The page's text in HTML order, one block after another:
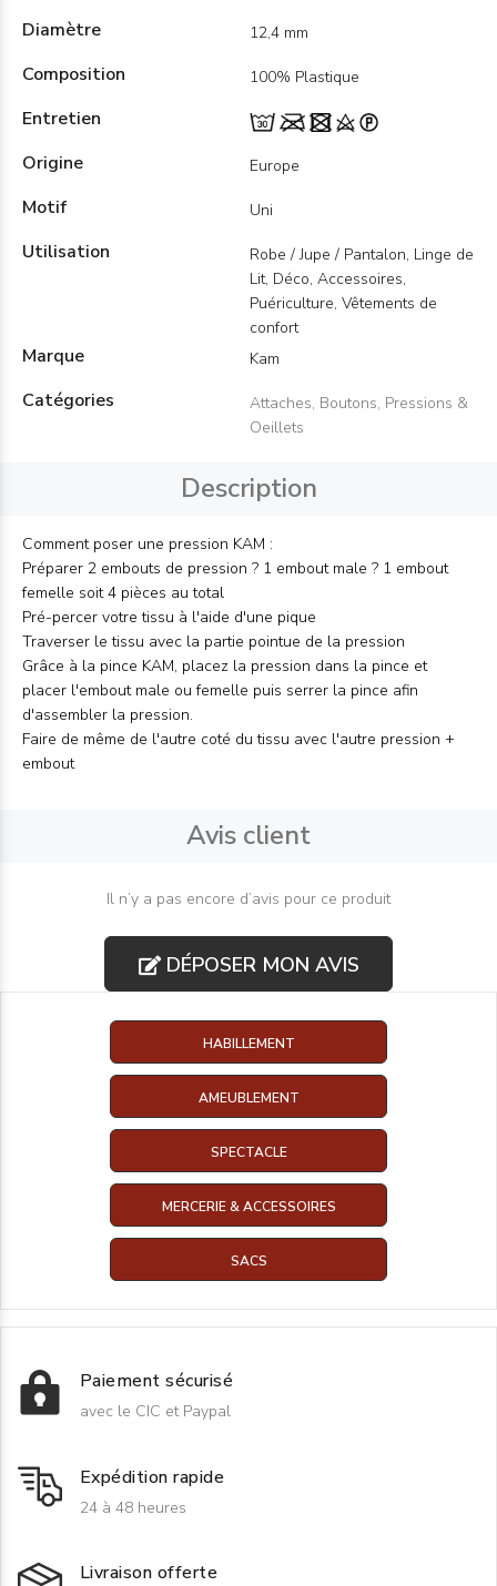
Diamètre 12,4 mm
Composition 100% Plastique
Entretien
Origine
Europe
Motif Uni
Utilisation
Robe / Jupe / Pantalon, Linge de
Lit, Déco, Accessoires,
Puériculture, Vêtements de
confort
Marque Kam
Catégories
Attaches, Boutons, Pressions &
Oeillets
Description
Comment poser une pression KAM :
Préparer 2 embouts de pression ? 1 embout male ? 1 embout
femelle soit 4 pièces au total
Pré-percer votre tissu à l'aide d'une pique
Traverser le tissu avec la partie pointue de la pression
Grâce à la pince KAM, placez la pression dans la pince et
placer l'embout male ou femelle puis serrer la pince afin
d'assembler la pression.
Faire de même de l'autre coté du tissu avec l'autre pression +
embout
Avis client
Il n’y a pas encore d’avis pour ce produit
DÉPOSER MON AVIS
HABILLEMENT
AMEUBLEMENT
SPECTACLE
MERCERIE & ACCESSOIRES
SACS
Paiement sécurisé
avec le CIC et Paypal
Expédition rapide
24 à 48 heures
Livraison offerte